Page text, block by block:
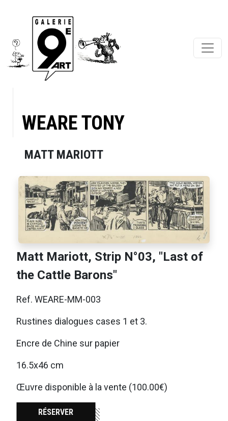
WEARE TONY
MATT MARIOTT
Matt Mariott, Strip N°03, "Last of
the Cattle Barons"
Ref. WEARE-MM-003
Rustines dialogues cases 1 et 3.
Encre de Chine sur papier
16.5x46 cm
Œuvre disponible à la vente (100.00€)
RÉSERVER